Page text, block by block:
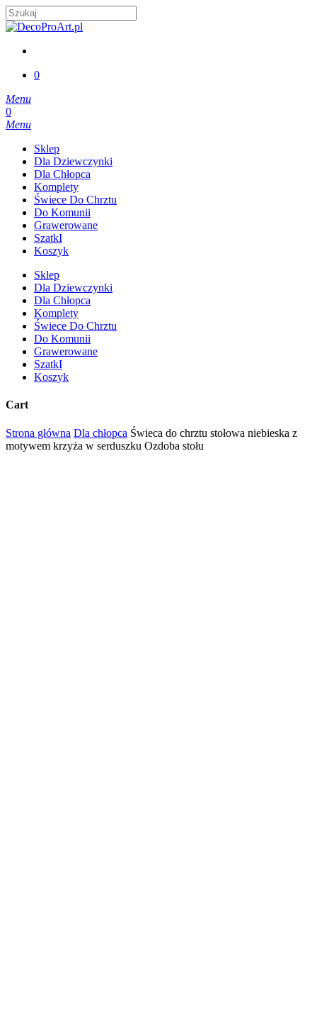
Skip
to
content
Close
0
Menu
account
0
Menu
Sklep
Dla Dziewczynki
Dla Chłopca
Komplety
Świece Do Chrztu
Do Komunii
Grawerowane
SzatkI
Koszyk
Sklep
Dla Dziewczynki
Dla Chłopca
Komplety
Świece Do Chrztu
Do Komunii
Grawerowane
SzatkI
Koszyk
Cart
Close
Cart
Strona główna Dla chłopca Świeca do chrztu stołowa niebieska z
motywem krzyża w serduszku Ozdoba stołu